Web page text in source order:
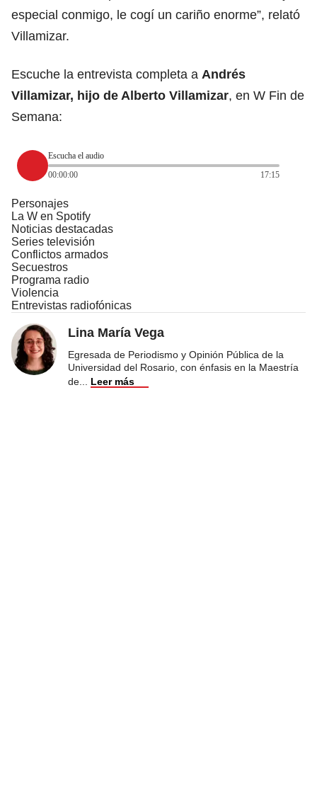
especial conmigo, le cogí un cariño enorme”, relató
Villamizar.
Escuche la entrevista completa a Andrés
Villamizar, hijo de Alberto Villamizar, en W Fin de
Semana:
Escucha el audio
00:00:00
17:15
Personajes
La W en Spotify
Noticias destacadas
Series televisión
Conflictos armados
Secuestros
Programa radio
Violencia
Entrevistas radiofónicas
Lina María Vega
Egresada de Periodismo y Opinión Pública de la
Universidad del Rosario, con énfasis en la Maestría
de
Leer más